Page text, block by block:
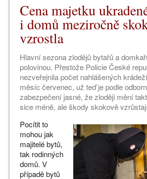
Cena majetku
i domů meziročně
vzrostla
Hlavní sezona zlodějů bytařů a
polovinou. Přestože Policie České
nezveřejnila počet nahlášených
měsíc červenec, už teď je podle
zabezpečení jasné, že zloději mění
sice méně, ale škody skokově
Pocítit to
mohou jak
majitelé bytů,
tak rodinných
domů. V
případě bytů